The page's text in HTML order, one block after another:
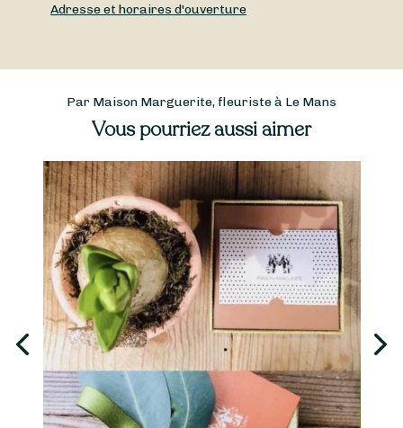
Adresse et horaires d'ouverture
Par Maison Marguerite, fleuriste à Le Mans
Vous pourriez aussi aimer